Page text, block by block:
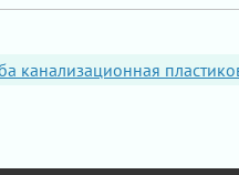
канализационная